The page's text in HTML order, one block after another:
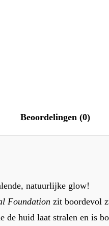
Beoordelingen (0)
natuurlijke glow!
Foundation zit boordevol
de huid laat stralen en is